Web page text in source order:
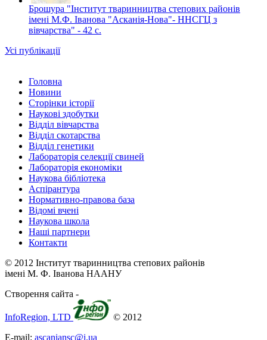
Брошура "Інститут тваринництва степових районів
імені М.Ф. Іванова "Асканія-Нова"- ННСГЦ з
вівчарства" - 42 c.
Усі публікації
Головна
Новини
Сторінки історії
Наукові здобутки
Відділ вівчарства
Відділ скотарства
Відділ генетики
Лабораторія селекції свиней
Лабораторія економіки
Наукова бібліотека
Аспірантура
Нормативно-правова база
Відомі вчені
Наукова школа
Наші партнери
Контакти
© 2012 Інститут тваринництва степових районів
імені М. Ф. Іванова НААНУ
Створення сайта -
InfoRegion, LTD
© 2012
E-mail: ascaniansc@i.ua